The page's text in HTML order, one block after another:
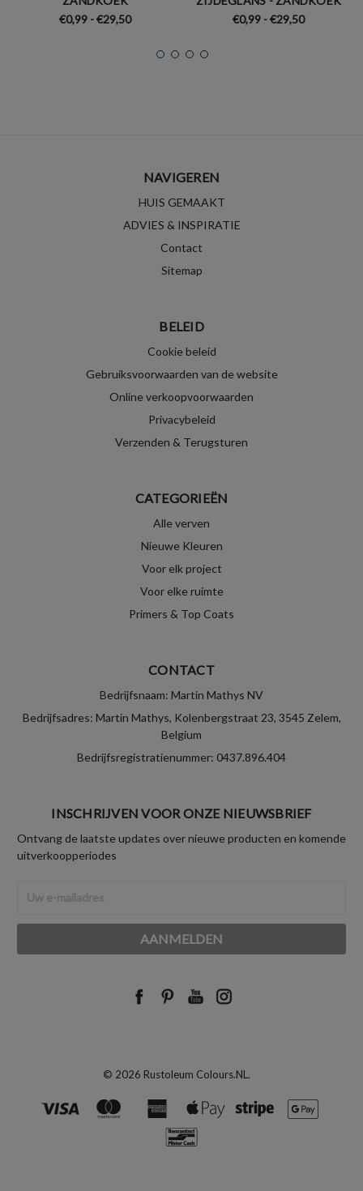
€0,99 - €29,50
€0,99 - €29,50
NAVIGEREN
HUIS GEMAAKT
ADVIES & INSPIRATIE
Contact
Sitemap
BELEID
Cookie beleid
Gebruiksvoorwaarden van de website
Online verkoopvoorwaarden
Privacybeleid
Verzenden & Terugsturen
CATEGORIEËN
Alle verven
Nieuwe Kleuren
Voor elk project
Voor elke ruimte
Primers & Top Coats
CONTACT
Bedrijfsnaam: Martin Mathys NV
Bedrijfsadres: Martin Mathys, Kolenbergstraat 23, 3545 Zelem,
Belgium
Bedrijfsregistratienummer: 0437.896.404
INSCHRIJVEN VOOR ONZE NIEUWSBRIEF
Ontvang de laatste updates over nieuwe producten en komende
uitverkoopperiodes
mailadres
© 2026 Rustoleum Colours.NL.